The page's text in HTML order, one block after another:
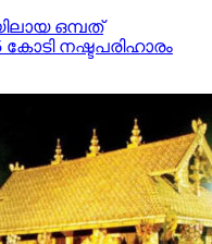
ഒമ്പത്
നഷ്ടപരിഹാരം